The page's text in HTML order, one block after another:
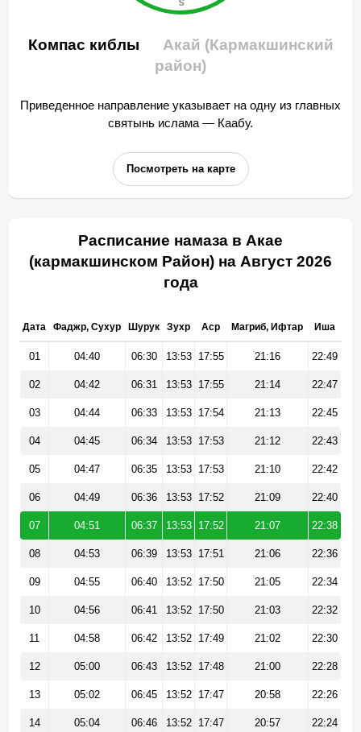
Компас киблы
Акай (Кармакшинский
район)
Приведенное направление указывает на одну из главных
святынь ислама — Каабу.
Посмотреть на карте
Расписание намаза в Акае
(кармакшинском Район) на Август 2026
года
Дата Фаджр, Сухур Шурук Зухр Аср Магриб, Ифтар Иша
01 04:40 06:30 13:53 17:55 21:16 22:49
02 04:42 06:31 13:53 17:55 21:14 22:47
03 04:44 06:33 13:53 17:54 21:13 22:45
04 04:45 06:34 13:53 17:53 21:12 22:43
05 04:47 06:35 13:53 17:53 21:10 22:42
06 04:49 06:36 13:53 17:52 21:09 22:40
07 04:51 06:37 13:53 17:52 21:07 22:38
08 04:53 06:39 13:53 17:51 21:06 22:36
09 04:55 06:40 13:52 17:50 21:05 22:34
10 04:56 06:41 13:52 17:50 21:03 22:32
11 04:58 06:42 13:52 17:49 21:02 22:30
12 05:00 06:43 13:52 17:48 21:00 22:28
13 05:02 06:45 13:52 17:47 20:58 22:26
14 05:04 06:46 13:52 17:47 20:57 22:24